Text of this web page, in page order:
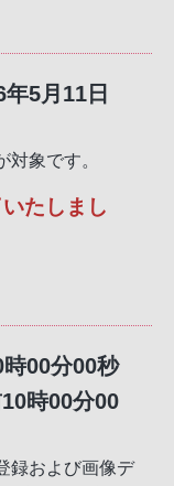
5月11日
象です。
たしまし
00分00秒
時00分00
録および画像デ